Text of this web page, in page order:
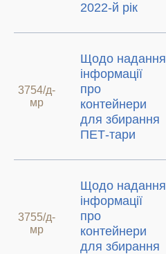
2022-й рік
3754/д-
мр
Щодо надання
інформації
про
контейнери
для збирання
ПЕТ-тари
3755/д-
мр
Щодо надання
інформації
про
контейнери
для збирання